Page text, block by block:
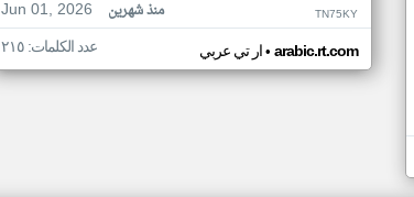
Jun 01, 2026
منذ شهرين TN75KY
ار تي عربي• arabic.rt.com عدد الكلمات: ٢١٥